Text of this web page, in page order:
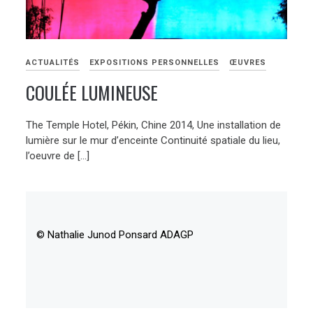
ACTUALITÉS EXPOSITIONS PERSONNELLES ŒUVRES
COULÉE LUMINEUSE
The Temple Hotel, Pékin, Chine 2014, Une installation de
lumière sur le mur d’enceinte Continuité spatiale du lieu,
l’oeuvre de […]
© Nathalie Junod Ponsard ADAGP